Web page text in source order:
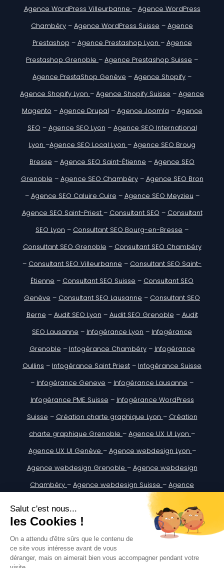
Agence WordPress Villeurbanne – Agence WordPress
Chambéry – Agence WordPress Suisse – Agence
Prestashop – Agence Prestashop Lyon – Agence
Prestashop Grenoble – Agence Prestashop Suisse –
Agence PrestaShop Genève – Agence Shopify –
Agence Shopify Lyon – Agence Shopify Suisse – Agence
Magento – Agence Drupal – Agence Joomla – Agence
SEO – Agence SEO Lyon – Agence SEO International
Lyon –Agence SEO Local Lyon – Agence SEO Broug
Bresse – Agence SEO Saint-Étienne – Agence SEO
Grenoble – Agence SEO Chambéry– Agence SEO Bron
– Agence SEO Caluire Cuire – Agence SEO Meyzieu –
Agence SEO Saint-Priest – Consultant SEO – Consultant
SEO Lyon – Consultant SEO Bourg-en-Bresse –
Consultant SEO Grenoble – Consultant SEO Chambéry
– Consultant SEO Villeurbanne – Consultant SEO Saint-
Étienne – Consultant SEO Suisse – Consultant SEO
Genève – Consultant SEO Lausanne – Consultant SEO
Berne – Audit SEO Lyon – Audit SEO Grenoble – Audit
SEO Lausanne – Infogérance Lyon – Infogérance
Grenoble – Infogérance Chambéry– Infogérance
Oullins – Infogérance Saint Priest – Infogérance Suisse
– Infogérance Geneve – Infogérance Lausanne –
Infogérance PME Suisse – Infogérance WordPress
Suisse – Création charte graphique Lyon – Création
charte graphique Grenoble – Agence UX UI Lyon –
Agence UX UI Genève – Agence webdesign Lyon –
Agence webdesign Grenoble – Agence webdesign
Chambéry – Agence webdesign Suisse – Agence
Agence webdesign Lausanne
Digitify SASU au Capital de : 5 000€
ADRESSE : 333 A Rue du Doyen Georges Chapas, 69009